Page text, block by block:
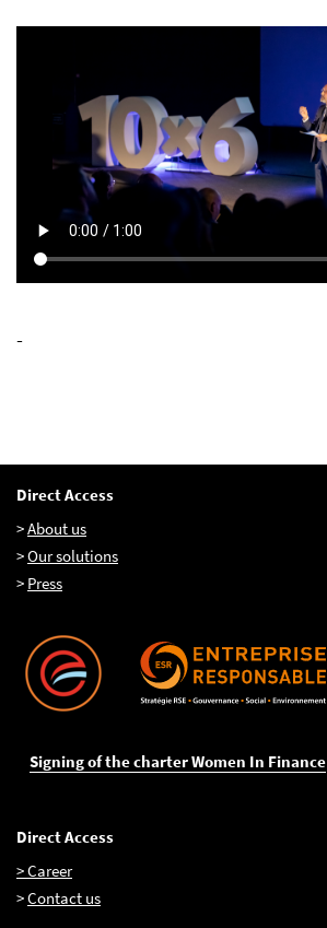
-
Direct Access
>About us
>Our solutions
> Press
Signing of the charter Women In Finance
Direct Access
> Career
>Contact us